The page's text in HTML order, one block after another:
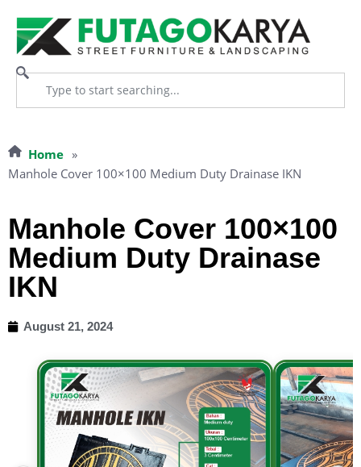
Home »
Manhole Cover 100×100 Medium Duty Drainase IKN
Manhole Cover 100×100
Medium Duty Drainase
IKN
August 21, 2024